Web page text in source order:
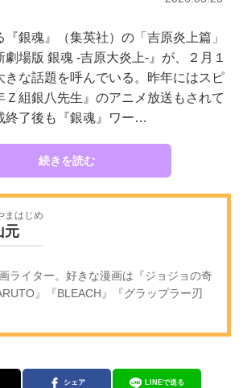
銀魂』（集英社）の「吉原炎上篇」
劇場版 銀魂 -吉原大炎上-』が、２月１
きな話題を呼んでいる。昨年にはスピ
Ｚ組銀八先生』のアニメ放送もされて
終了後も『銀魂』ワー…
続きを読む
まはじめ
元
ライター。好きな漫画は『ジョジョの奇
』『BLEACH』『グラップラー刃
シェア LINEで送る